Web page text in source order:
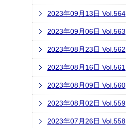
2023年09月13日 Vol.564
2023年09月06日 Vol.563
2023年08月23日 Vol.562
2023年08月16日 Vol.561
2023年08月09日 Vol.560
2023年08月02日 Vol.559
2023年07月26日 Vol.558